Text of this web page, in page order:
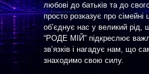
любові до батьків та до
просто розказує про сімейні
об’єднує нас у великий рід,
“РОДЕ МІЙ” підкреслює
зв’язків і нагадує нам, що
знаходимо свою силу.